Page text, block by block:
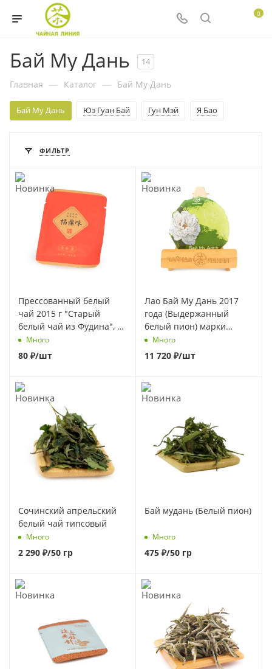
0
Бай Му Дань 14
Главная — Каталог — Бай Му Дань
Юэ Гуан Бай Гун Мэй Я Бао
Бай Му Дань
ФИЛЬТР
Прессованный белый
чай 2015 г "Старый
белый чай из Фудина", 5
г Много
80 ₽/шт
Лао Бай Му Дань 2017
года (Выдержанный
белый пион) марки
"Чайная Линия" 200 г
Много
11 720 ₽/шт
Сочинский апрельский
белый чай типсовый
Много
2 290 ₽/50 гр
Бай мудань (Белый пион)
Много
475 ₽/50 гр